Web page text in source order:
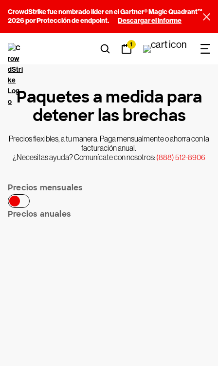
CrowdStrike fue nombrado líder en el Gartner® Magic Quadrant™
2026 por Protección de endpoint.
Descargar el informe
1
Paquetes a medida para
detener las brechas
Precios flexibles, a tu manera. Paga mensualmente o ahorra con la
facturación anual.
¿Necesitas ayuda? Comunícate con nosotros: (888) 512-8906
Precios mensuales
Precios anuales